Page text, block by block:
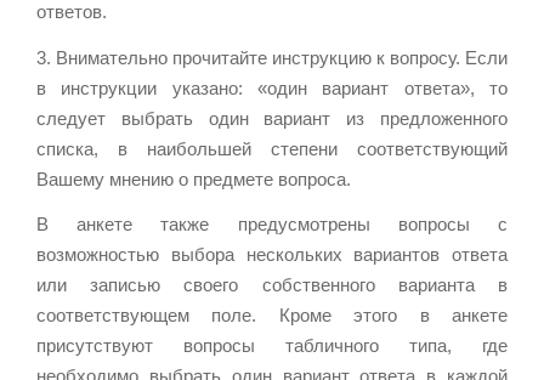
ответов.
3. Внимательно прочитайте инструкцию к вопросу. Если
в инструкции указано: «один вариант ответа», то
следует выбрать один вариант из предложенного
списка, в наибольшей степени соответствующий
Вашему мнению о предмете вопроса.
В анкете также предусмотрены вопросы с
возможностью выбора нескольких вариантов ответа
или записью своего собственного варианта в
соответствующем поле. Кроме этого в анкете
присутствуют вопросы табличного типа, где
необходимо выбрать один вариант ответа в каждой